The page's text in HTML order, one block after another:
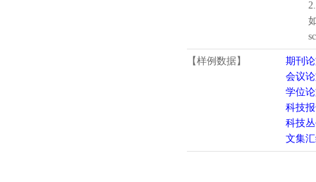
2.
如需
【样例数据】
期刊
会议
学位
科技
科技
文集